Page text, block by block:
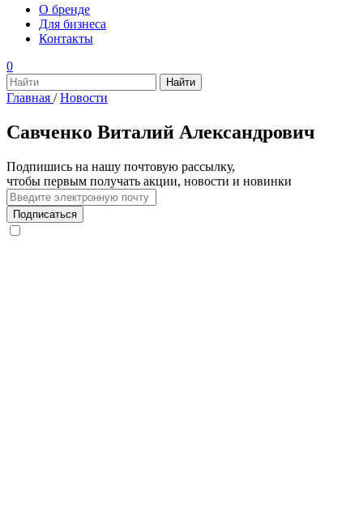
О бренде
Для бизнеса
Контакты
0
Главная / Новости
Савченко Виталий Александрович
Подпишись на нашу почтовую рассылку,
чтобы первым получать акции, новости и новинки
Подписаться